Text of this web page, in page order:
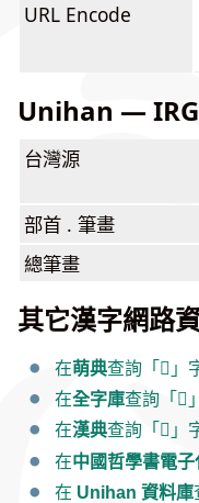
URL Encode
Unihan —
台灣源
部首 . 筆畫
總筆畫
其它漢字網路
在萌典查詢「𦲄」
在全字庫查詢「𦲄
在漢典查詢「𦲄」
在中國哲學書電子
在 Unihan 資料庫